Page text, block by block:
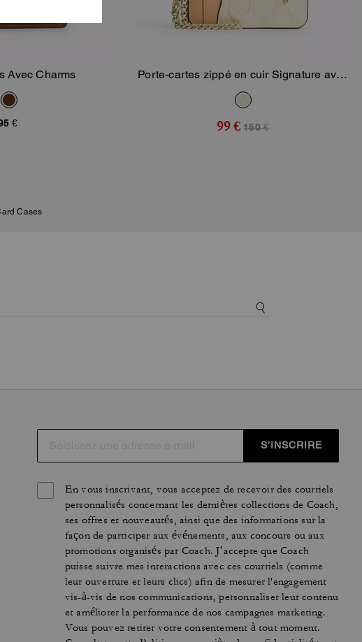
Avec Charms
€
Ajouter Au Panier
Porte-cartes zippé en cuir Signature avec
breloque
99 € 150 €
Cases
S’INSCRIRE
En vous inscrivant, vous acceptez de recevoir des courriels
personnalisés concernant les dernières collections de Coach,
ses offres et nouveautés, ainsi que des informations sur la
façon de participer aux événements, aux concours ou aux
promotions organisés par Coach. J’accepte que Coach
puisse suivre mes interactions avec ces courriels (comme
leur ouverture et leurs clics) afin de mesurer l'engagement
vis-à-vis de nos communications, personnaliser leur contenu
et améliorer la performance de nos campagnes marketing.
Vous pouvez retirer votre consentement à tout moment.